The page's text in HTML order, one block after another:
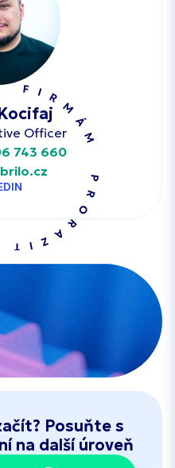
Officer
743 660
Posuňte s
na další úroveň